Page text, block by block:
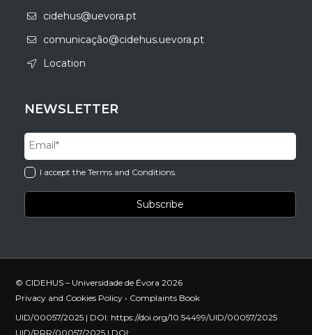
cidehus@uevora.pt
comunicação@cidehus.uevora.pt
Location
NEWSLETTER
I accept the Terms and Conditions.
© CIDEHUS – Universidade de Évora 2026
Privacy and Cookies Policy • Complaints Book
UID/00057/2025 | DOI: https://doi.org/10.54499/UID/00057/2025
UID/PRR/00057/2025 | DOI: